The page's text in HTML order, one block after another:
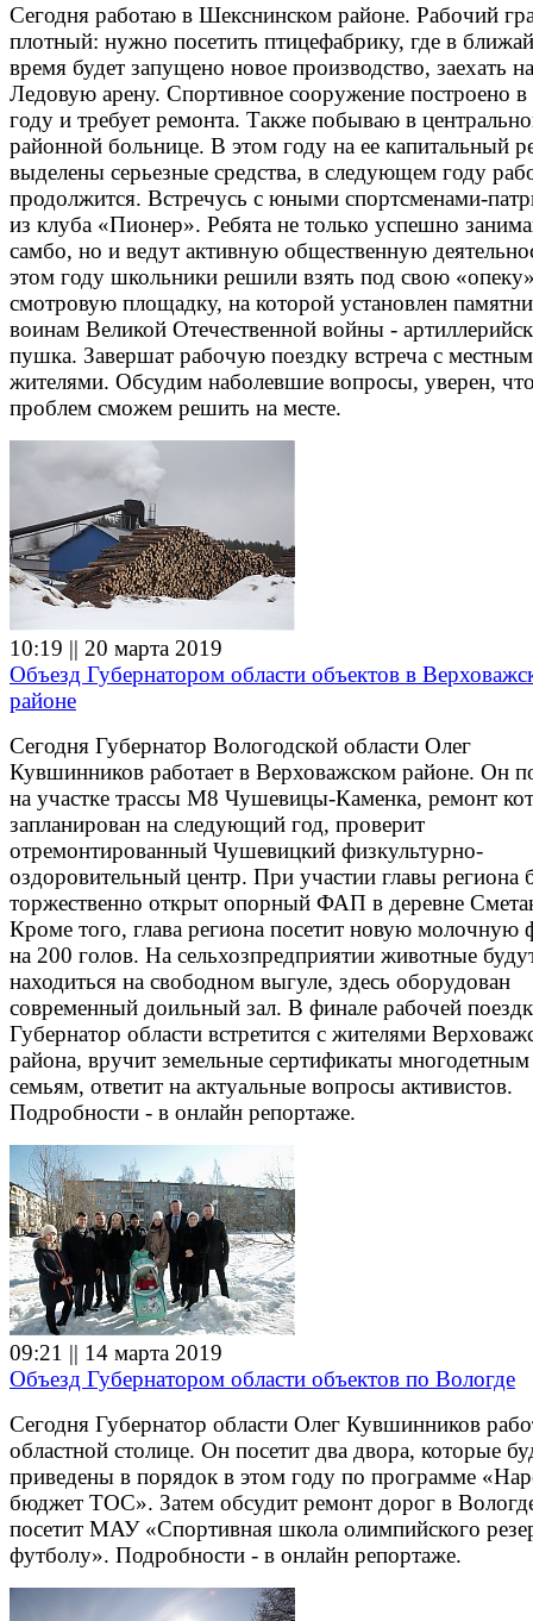
Сегодня работаю в Шекснинском районе. Рабочий
плотный: нужно посетить птицефабрику, где в
время будет запущено новое производство, заехать на
Ледовую арену. Спортивное сооружение построено
году и требует ремонта. Также побываю в
районной больнице. В этом году на ее капитальный
выделены серьезные средства, в следующем году
продолжится. Встречусь с юными спортсменами-
из клуба «Пионер». Ребята не только успешно
самбо, но и ведут активную общественную
этом году школьники решили взять под свою
смотровую площадку, на которой установлен
воинам Великой Отечественной войны -
пушка. Завершат рабочую поездку встреча с
жителями. Обсудим наболевшие вопросы, уверен,
проблем сможем решить на месте.
10:19 || 20 марта 2019
Объезд Губернатором области объектов в
районе
Сегодня Губернатор Вологодской области Олег
Кувшинников работает в Верховажском районе. Он
на участке трассы М8 Чушевицы-Каменка, ремонт
запланирован на следующий год, проверит
отремонтированный Чушевицкий физкультурно-
оздоровительный центр. При участии главы региона
торжественно открыт опорный ФАП в деревне
Кроме того, глава региона посетит новую молочную
на 200 голов. На сельхозпредприятии животные
находиться на свободном выгуле, здесь оборудован
современный доильный зал. В финале рабочей
Губернатор области встретится с жителями
района, вручит земельные сертификаты многодетным
семьям, ответит на актуальные вопросы активистов.
Подробности - в онлайн репортаже.
09:21 || 14 марта 2019
Объезд Губернатором области объектов по Вологде
Сегодня Губернатор области Олег Кувшинников
областной столице. Он посетит два двора, которые
приведены в порядок в этом году по программе
бюджет ТОС». Затем обсудит ремонт дорог в
посетит МАУ «Спортивная школа олимпийского
футболу». Подробности - в онлайн репортаже.